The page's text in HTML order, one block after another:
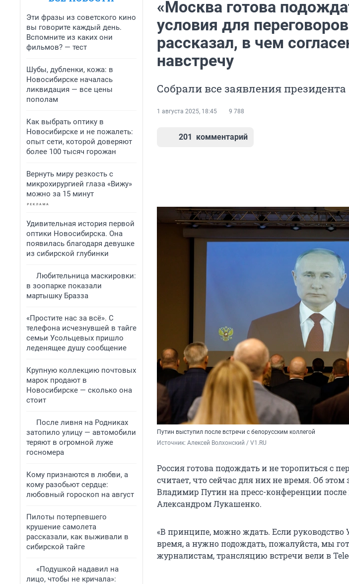
Эти фразы из советского кино
вы говорите каждый день.
Вспомните из каких они
фильмов? — тест
Шубы, дубленки, кожа: в
Новосибирске началась
ликвидация — все цены
пополам
Как выбрать оптику в
Новосибирске и не пожалеть:
опыт сети, которой доверяют
более 100 тысяч горожан
Вернуть миру резкость с
микрохирургией глаза «Вижу»
можно за 15 минут
Удивительная история первой
оптики Новосибирска. Она
появилась благодаря девушке
из сибирской глубинки
Любительница маскировки:
в зоопарке показали
мартышку Бразза
«Простите нас за всё». С
телефона исчезнувшей в тайге
семьи Усольцевых пришло
леденящее душу сообщение
Крупную коллекцию почтовых
марок продают в
Новосибирске — сколько она
стоит
После ливня на Родниках
затопило улицу — автомобили
теряют в огромной луже
госномера
Кому признаются в любви, а
кому разобьют сердце:
любовный гороскоп на август
Пилоты потерпевшего
крушение самолета
рассказали, как выживали в
сибирской тайге
«Подушкой надавил на
лицо, чтобы не кричала»:
«Москва готова
условия для
рассказал, в чем
навстречу
Собрали все заявления президента
1 августа 2025, 18:45 9 788
201 комментарий
Путин выступил после встречи с белорусским коллегой
Источник: Алексей Волхонский / V1.RU
Россия готова подождать и не торопиться с
считает, что сейчас для них не время. Об этом
Владимир Путин на пресс-конференции после
Александром Лукашенко.
«В принципе, можно ждать. Если руководство
время, а нужно подождать, пожалуйста, мы
журналистам, трансляцию встречи вели в